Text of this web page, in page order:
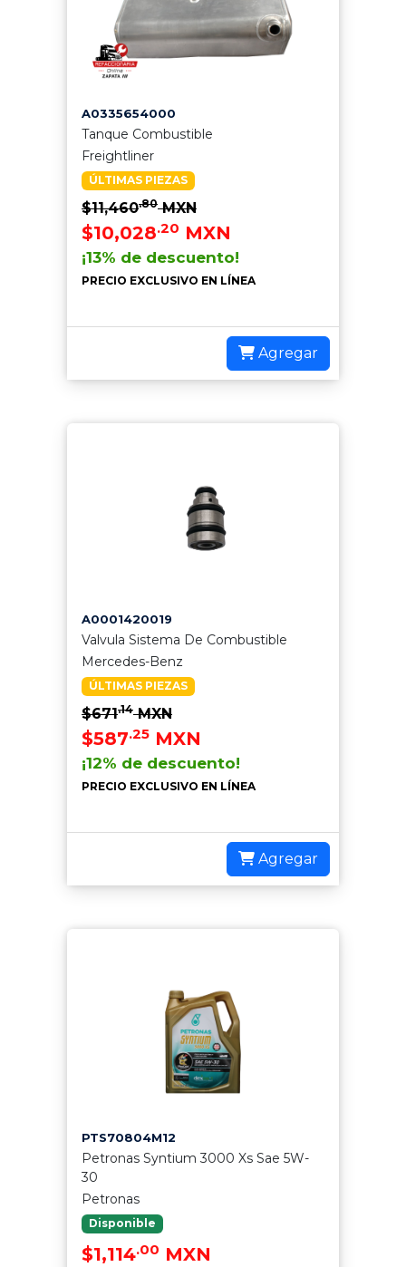
A0335654000
Tanque Combustible
Freightliner
ÚLTIMAS PIEZAS
$11,460.80MXN
$10,028.20 MXN
¡13% de descuento!
PRECIO EXCLUSIVO EN LÍNEA
Agregar
A0001420019
Valvula Sistema De Combustible
Mercedes-Benz
ÚLTIMAS PIEZAS
$671.14MXN
$587.25 MXN
¡12% de descuento!
PRECIO EXCLUSIVO EN LÍNEA
Agregar
PTS70804M12
Petronas Syntium 3000 Xs Sae 5W-
30
Petronas
Disponible
$1,114.00 MXN